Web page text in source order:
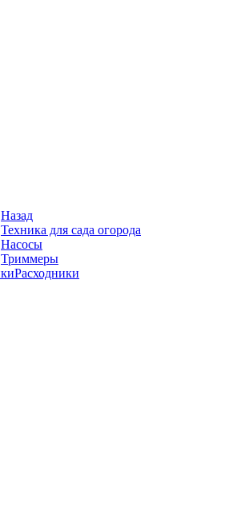
Назад
Техника для сада огорода
Насосы
Триммеры
Расходники